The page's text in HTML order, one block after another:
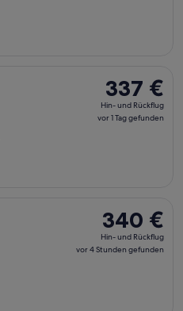
337 €
Hin-
und
337 €
Hin- und Rückflug
vor 1 Tag gefunden
340 €
Hin-
und
340 €
Hin- und Rückflug
vor 4 Stunden gefunden